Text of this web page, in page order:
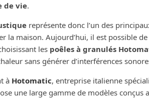
de vie.
représente donc l’un des
la maison. Aujourd’hui, il est possible
les poêles à granulés
sans générer d’interférences
à Hotomatic, entreprise italienne
une large gamme de modèles